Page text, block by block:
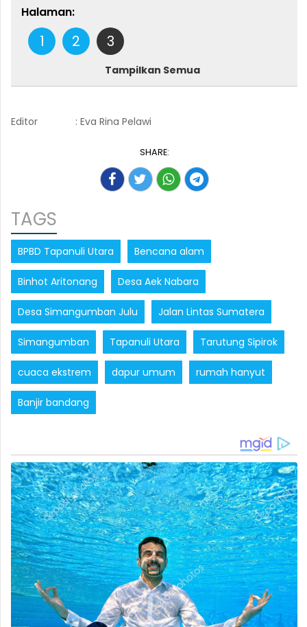
Halaman:
1 2 3
Tampilkan Semua
Editor : Eva Rina Pelawi
SHARE:
TAGS
BPBD Tapanuli Utara Bencana alam
Binhot Aritonang Desa Aek Nabara
Desa Simangumban Julu Jalan Lintas Sumatera
Simangumban Tapanuli Utara Tarutung Sipirok
cuaca ekstrem dapur umum rumah hanyut
Banjir bandang